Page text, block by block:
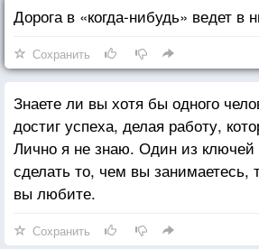
Дорога в «когда-нибудь» ведет в
Сохранить
Знаете ли вы хотя бы одного
достиг успеха, делая работу,
Лично я не знаю. Один из
сделать то, чем вы занимаетесь,
вы любите.
Сохранить